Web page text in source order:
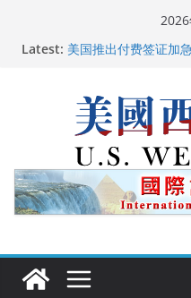
Latest: 广州市沉香协会会长
美国人
美国最高法院维持“
人！
中国驻美国大使谢锋
再次访华